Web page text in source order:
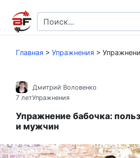
контенту
Search
for:
Главная > Упражнения >
Дмитрий Воловенко
7 летУпражнения
Упражнение бабочка:
и мужчин